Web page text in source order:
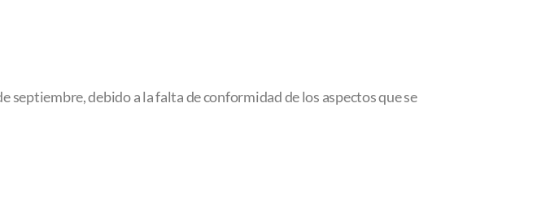
debido a la falta de conformidad de los aspectos que se